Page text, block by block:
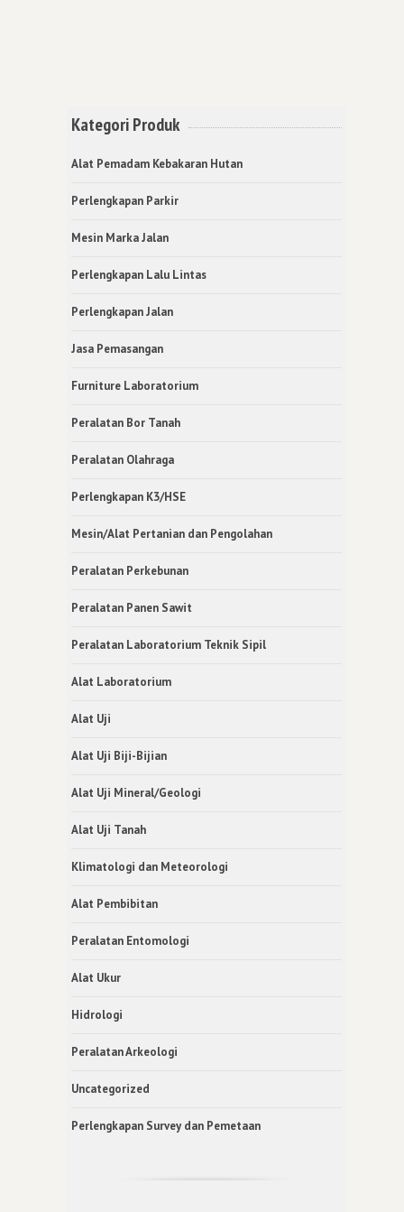
Kategori Produk
Alat Pemadam Kebakaran Hutan
Perlengkapan Parkir
Mesin Marka Jalan
Perlengkapan Lalu Lintas
Perlengkapan Jalan
Jasa Pemasangan
Furniture Laboratorium
Peralatan Bor Tanah
Peralatan Olahraga
Perlengkapan K3/HSE
Mesin/Alat Pertanian dan Pengolahan
Peralatan Perkebunan
Peralatan Panen Sawit
Peralatan Laboratorium Teknik Sipil
Alat Laboratorium
Alat Uji
Alat Uji Biji-Bijian
Alat Uji Mineral/Geologi
Alat Uji Tanah
Klimatologi dan Meteorologi
Alat Pembibitan
Peralatan Entomologi
Alat Ukur
Hidrologi
Peralatan Arkeologi
Uncategorized
Perlengkapan Survey dan Pemetaan